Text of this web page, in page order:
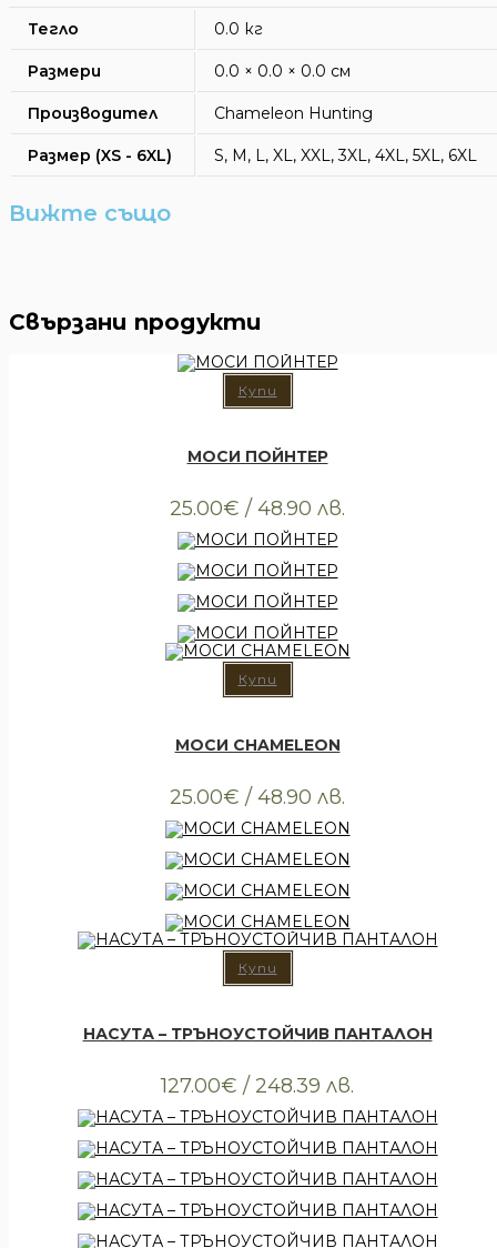
Тегло 0.0 кг
Размери 0.0 × 0.0 × 0.0 см
Производител Chameleon Hunting
Размер (XS - 6XL) S, M, L, XL, XXL, 3XL, 4XL, 5XL, 6XL
Вижте също
Свързани продукти
Купи
МОСИ ПОЙНТЕР
25.00€ / 48.90 лв.
Купи
МОСИ CHAMELEON
25.00€ / 48.90 лв.
Купи
НАСУТА – ТРЪНОУСТОЙЧИВ ПАНТАЛОН
127.00€ / 248.39 лв.